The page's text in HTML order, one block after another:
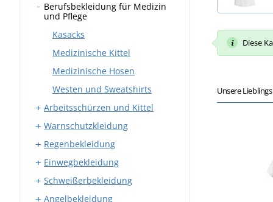
Arbeitshosen
Schürzen
Mäntel
Hemden und Blusen
Kochjacken
Kochmützen
Westen und Sweatshirts
Krawatten
Berufsbekleidung für Medizin
und Pflege
Kasacks
Medizinische Kittel
Medizinische Hosen
Westen und Sweatshirts
Arbeitsschürzen und Kittel
Schmiedeschürzen
Schweißerschürzen
Warnschutzkleidung
Warnwesten
Warnschutzjacken
Warnschutz T-Shirts
Warnschutz Sweatshirts
Regenbekleidung
Regenmäntel
Regenoveralls
Regenblusen
Einwegbekleidung
Einweghauben
Einwegoveralls
Schweißerbekleidung
Schweißer-Handschuhe
Angelbekleidung
Diese
Unsere